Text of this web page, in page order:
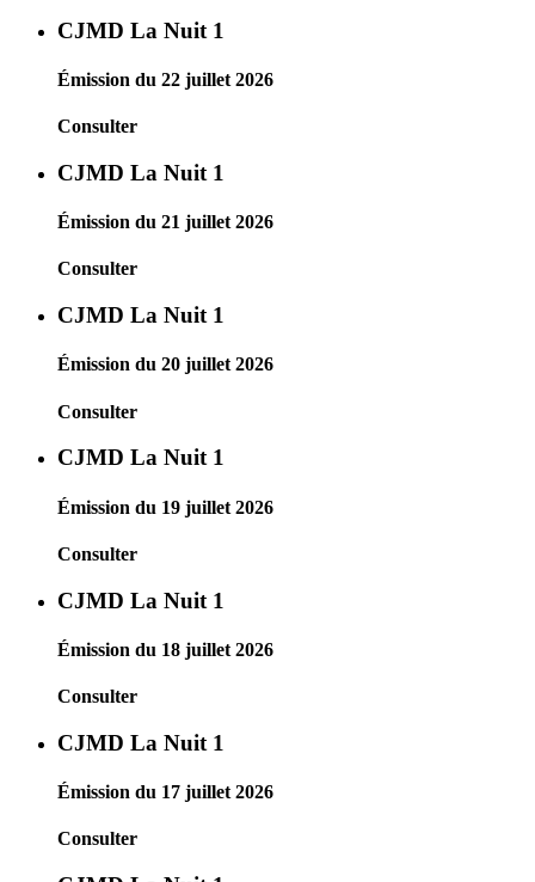
CJMD La Nuit 1
Émission du 22 juillet 2026
Consulter
CJMD La Nuit 1
Émission du 21 juillet 2026
Consulter
CJMD La Nuit 1
Émission du 20 juillet 2026
Consulter
CJMD La Nuit 1
Émission du 19 juillet 2026
Consulter
CJMD La Nuit 1
Émission du 18 juillet 2026
Consulter
CJMD La Nuit 1
Émission du 17 juillet 2026
Consulter